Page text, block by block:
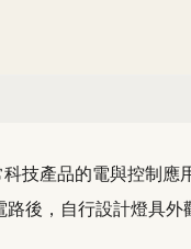
技產品的電與控制
後，自行設計燈具